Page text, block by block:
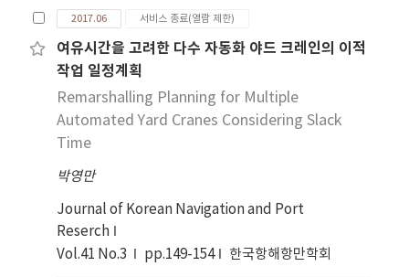
을 고 려하여 컨테이너 부두 및 벌크부두를 대상으로
중요 서비스 지표인 선석 점유율, 선박 대기율, 선석
처리량, 접안 척수, 평균 대기 척수, 평균 대기 시간과
같은 6개 지표를 객관적으로 정의하고 관리할 수 있는
소프트웨어를 개발하였다. 컨테이너 부두는 1개 선석
부터 6개 선석까지와 벌크 부두는 1개 선석부터 4개
선석까지를 선택적으로 활용할 수 있도록 6개의 서비
용 하면 선석점유율 대비 선박 대기율, 선석 처리량,
접안 척수, 평균 대기 척수, 평균 대기 시간을 예측할
수 있다. 추가하여 선박의 도착 패턴에 따라 선박 대기
율과 항만의 생산성 지표인 연간 처리량도 어떻게 변
2017.06 서비스 종료(열람 제한)
여유시간을 고려한 다수 자동화 야드 크레인의 이적
작업 일정계획
Remarshalling Planning for Multiple
Automated Yard Cranes Considering Slack
Time
박영만
Journal of Korean Navigation and Port
Reserch
Vol.41 No.3
pp.149-154 한국항해항만학회